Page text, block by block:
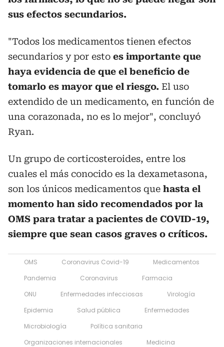
sus efectos secundarios.
"Todos los medicamentos tienen efectos
secundarios y por esto es importante que
haya evidencia de que el beneficio de
tomarlo es mayor que el riesgo. El uso
extendido de un medicamento, en función de
una corazonada, no es lo mejor", concluyó
Ryan.
Un grupo de corticosteroides, entre los
cuales el más conocido es la dexametasona,
son los únicos medicamentos que hasta el
momento han sido recomendados por la
OMS para tratar a pacientes de COVID-19,
siempre que sean casos graves o críticos.
OMS Coronavirus Covid-19
Medicamentos
Pandemia
Coronavirus
Farmacia
ONU
Enfermedades infecciosas
Virología
Epidemia
Salud pública
Enfermedades
Microbiología
Política sanitaria
Organizaciones internacionales
Medicina